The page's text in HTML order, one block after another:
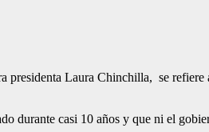
presidenta Laura Chinchilla, se
durante casi 10 años y que ni el